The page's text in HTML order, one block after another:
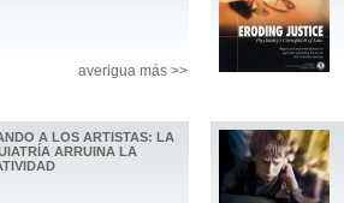
averigua más >>
A LOS ARTISTAS: LA
ARRUINA LA